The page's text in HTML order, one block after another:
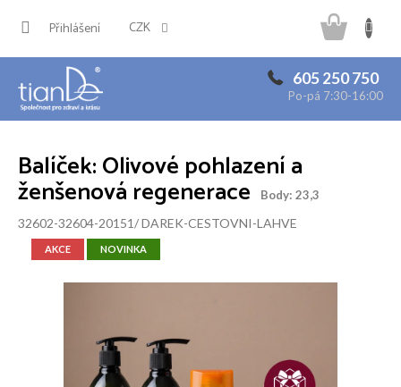
CZK
Přihlášení
605 250 750
Po-pá 7:30-16:00
košík
Balíček: Olivové pohlazení a
ženšenová regenerace Body: 23,3
32602-32604-20151/ DAREK-CESTOVNI-LAHVE
AKCE NOVINKA